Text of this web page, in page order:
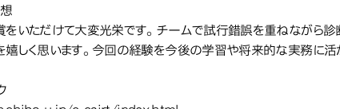
をいただけて大変光栄です。チームで試行錯誤を重ねながら
嬉しく思います。今回の経験を今後の学習や将来的な実務に活